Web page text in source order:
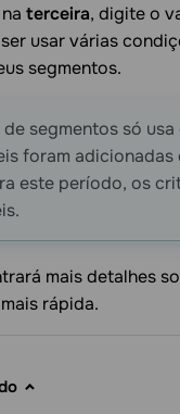
terceira, digite o
usar várias
segmentos.
segmentos só
foram
este período, os
mais detalhes
rápida.